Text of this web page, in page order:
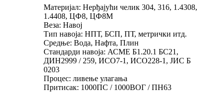
Материјал: Нерђајући челик 304, 316, 1.4308,
1.4408, ЦФ8, ЦФ8М
Веза: Навој
Тип навоја: НПТ, БСП, ПТ, метрички итд.
Средње: Вода, Нафта, Плин
Стандарди навоја: АСМЕ Б1.20.1 БС21,
ДИН2999 / 259, ИСО7-1, ИСО228-1, ЈИС Б
0203
Процес: ливење улагања
Притисак: 1000ПС / 1000ВОГ / ПН63